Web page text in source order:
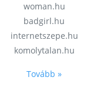
woman.hu
badgirl.hu
internetszepe.hu
komolytalan.hu
Tovább »